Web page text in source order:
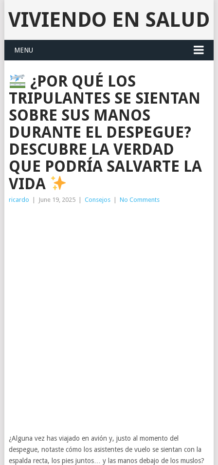
VIVIENDO EN SALUD
MENU
¿POR QUÉ LOS
TRIPULANTES SE SIENTAN
SOBRE SUS MANOS
DURANTE EL DESPEGUE?
DESCUBRE LA VERDAD
QUE PODRÍA SALVARTE LA
VIDA
ricardo | June 19, 2025 | Consejos | No Comments
¿Alguna vez has viajado en avión y, justo al momento del
despegue, notaste cómo los asistentes de vuelo se sientan con la
espalda recta, los pies juntos… y las manos debajo de los muslos?